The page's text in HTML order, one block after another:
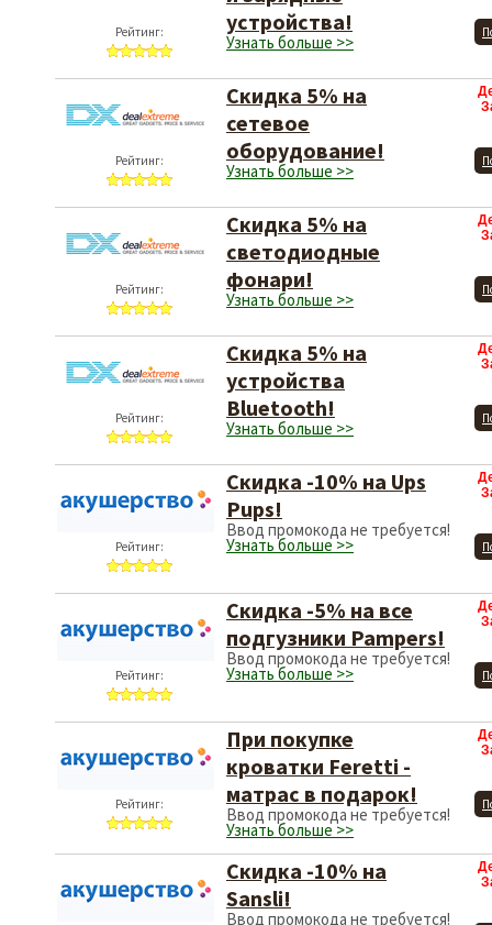
Рейтинг:
устройства!
Узнать больше >>
Рейтинг:
Скидка 5% на
сетевое
оборудование!
Узнать больше >>
Рейтинг:
Скидка 5% на
светодиодные
фонари!
Узнать больше >>
Рейтинг:
Скидка 5% на
устройства
Bluetooth!
Узнать больше >>
Рейтинг:
Скидка -10% на Ups
Pups!
Ввод промокода не требуется!
Узнать больше >>
Рейтинг:
Скидка -5% на все
подгузники Pampers!
Ввод промокода не требуется!
Узнать больше >>
Рейтинг:
При покупке
кроватки Feretti -
матрас в подарок!
Ввод промокода не требуется!
Узнать больше >>
Скидка -10% на
Sansli!
Ввод промокода не требуется!